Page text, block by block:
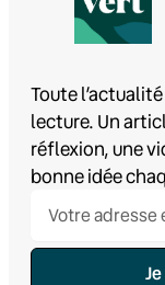
Toute
lecture. Un
réflexion, une
bonne idée